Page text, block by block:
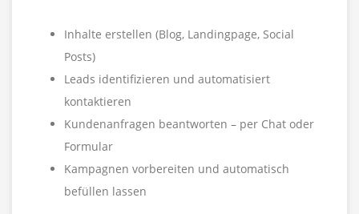
Inhalte erstellen (Blog, Landingpage, Social
Posts)
Leads identifizieren und automatisiert
kontaktieren
Kundenanfragen beantworten – per Chat oder
Formular
Kampagnen vorbereiten und automatisch
befüllen lassen